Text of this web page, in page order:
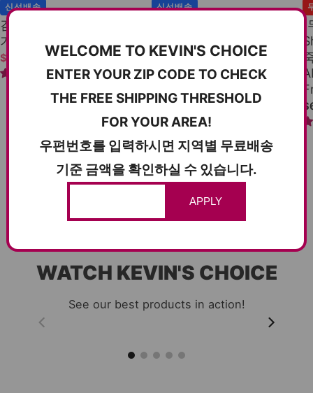
신선배송
김치찌개 + 찌개용 돼지고
기 SET
$14.00
$18.50
2 reviews
신선배송
SEASONED COCKLES 2
SET
$20.00
$24.00
8 reviews
WATCH KEVIN'S CHOICE
See our best products in action!
Premium Sesame Oil 참기름 6.3oz (180ml)
WELCOME TO KEVIN'S CHOICE
ENTER YOUR ZIP CODE TO CHECK
THE FREE SHIPPING THRESHOLD
FOR YOUR AREA!
우편번호를 입력하시면 지역별 무료배송
기준 금액을 확인하실 수 있습니다.
APPLY